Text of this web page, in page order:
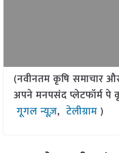
(नवीनतम कृषि समाचार
अपने मनपसंद प्लेटफॉर्म
गूगल न्यूज़,टेलीग्राम )